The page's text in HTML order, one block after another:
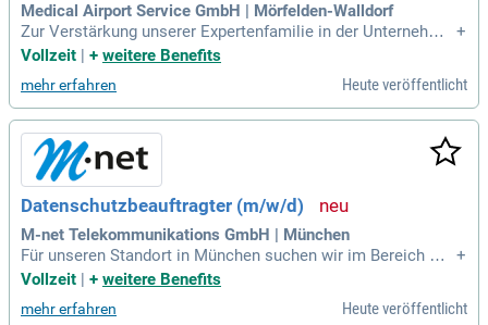
Medical Airport Service GmbH | Mörfelden-Walldorf
Zur Verstärkung unserer Expertenfamilie in der Unternehme
nszentrale suchen wir ab November dich als Datenschutzbe
(m/w/d); Original Stellenanzeige auf Step Stone.de bit.ly/4w
2X7RCQTJB1_DE.
+
Vollzeit
+ weitere Benefits
mehr erfahren Heute veröffentlicht
Datenschutzbeauftragter (m/w/d)
M-net Telekommunikations GmbH | München
Für unseren Standort in München suchen wir im Bereich Ma
rketing & Vertrieb Finanzen & Personal zum 01.06.2026 ein
e auf Step Stone.de bit.ly/4w2X7RC APCT1_DE.
+
Vollzeit | + weitere Benefits
mehr erfahren Heute veröffentlicht